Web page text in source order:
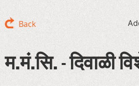
Back
म.मं.सि. - दिवाळी